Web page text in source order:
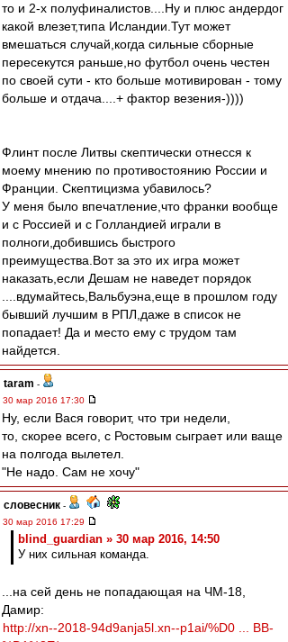
то и 2-х полуфиналистов....Ну и плюс андердог
какой влезет,типа Исландии.Тут может
вмешаться случай,когда сильные сборные
пересекутся раньше,но футбол очень честен
по своей сути - кто больше мотивирован - тому
больше и отдача....+ фактор везения-))))
Флинт после Литвы скептически отнесся к
моему мнению по противостоянию России и
Франции. Скептицизма убавилось?
У меня было впечатление,что франки вообще
и с Россией и с Голландией играли в
полноги,добившись быстрого
преимущества.Вот за это их игра может
наказать,если Дешам не наведет порядок
....вдумайтесь,Вальбуэна,еще в прошлом году
бывший лучшим в РПЛ,даже в список не
попадает! Да и место ему с трудом там
найдется.
taram -
30 мар 2016 17:30
Ну, если Вася говорит, что три недели,
то, скорее всего, с Ростовым сыграет или ваще
на полгода вылетел.
"Не надо. Сам не хочу"
словесник -
30 мар 2016 17:29
blind_guardian » 30 мар 2016, 14:50
У них сильная команда.
...на сей день не попадающая на ЧМ-18,
Дамир:
http://xn--2018-94d9anja5l.xn--p1ai/%D0 ... BB-